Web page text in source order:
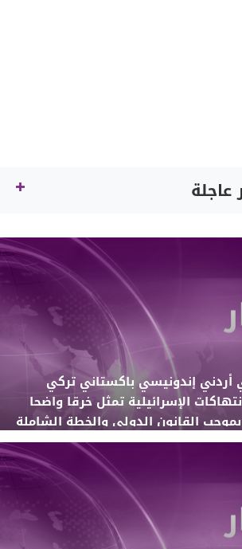
عاجلة
أردني إندونيسي باكستاني تركي
الإسرائيلية تمثل خرقا واضحا
بموجب القانون الدولي والخطة الشاملة